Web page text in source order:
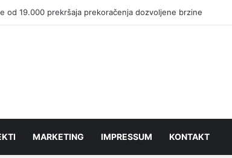
od 19.000 prekršaja prekoračenja dozvoljene brzine
MARKETING IMPRESSUM KONTAKT